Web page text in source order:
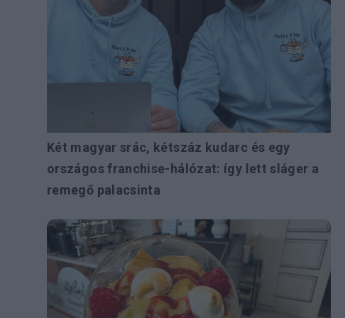
Két magyar srác, kétszáz kudarc és egy
országos franchise-hálózat: így lett sláger a
remegő palacsinta